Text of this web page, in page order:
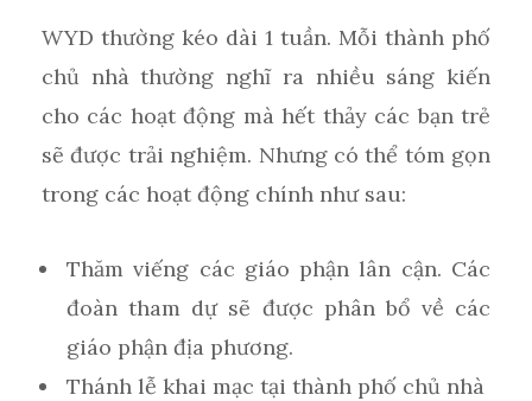
WYD thường kéo dài 1 tuần. Mỗi thành phố
chủ nhà thường nghĩ ra nhiều sáng kiến
cho các hoạt động mà hết thảy các bạn trẻ
sẽ được trải nghiệm. Nhưng có thể tóm gọn
trong các hoạt động chính như sau:
Thăm viếng các giáo phận lân cận. Các
đoàn tham dự sẽ được phân bổ về các
giáo phận địa phương.
Thánh lễ khai mạc tại thành phố chủ nhà